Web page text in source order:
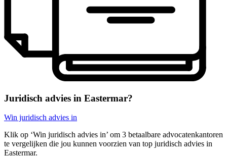
Juridisch advies in Eastermar?
Win juridisch advies in
Klik op ‘Win juridisch advies in’ om 3 betaalbare advocatenkantoren
te vergelijken die jou kunnen voorzien van top juridisch advies in
Eastermar.